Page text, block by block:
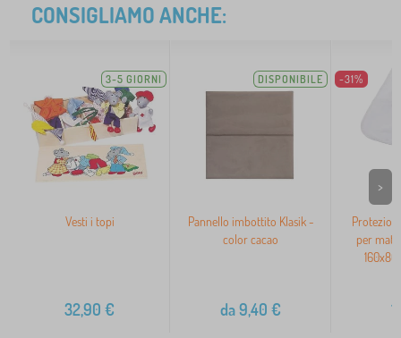
CONSIGLIAMO ANCHE:
3-5 GIORNI
Vesti i topi
32,90 €
DISPONIBILE
Pannello imbottito Klasik -
color cacao
da9,40 €
-31%
per
>